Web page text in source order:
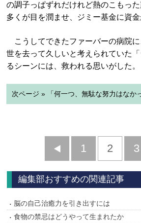
の調子っぱずれだけれど熱のこもった
多くが目を潤ませ、ジミー基金に資金
こうしてできたファーバーの病院
世を去って久しいと考えられていた
るシーンには、救われる思いがした。
次ページ » 「何一つ、無駄な努力はなか
前
へ
1 2 3
編集部おすすめの関連記事
脳の自己治癒力を引き出すには
食物の禁忌はどうやって生まれたか